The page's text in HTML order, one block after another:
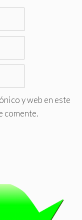
y web en este
comente.